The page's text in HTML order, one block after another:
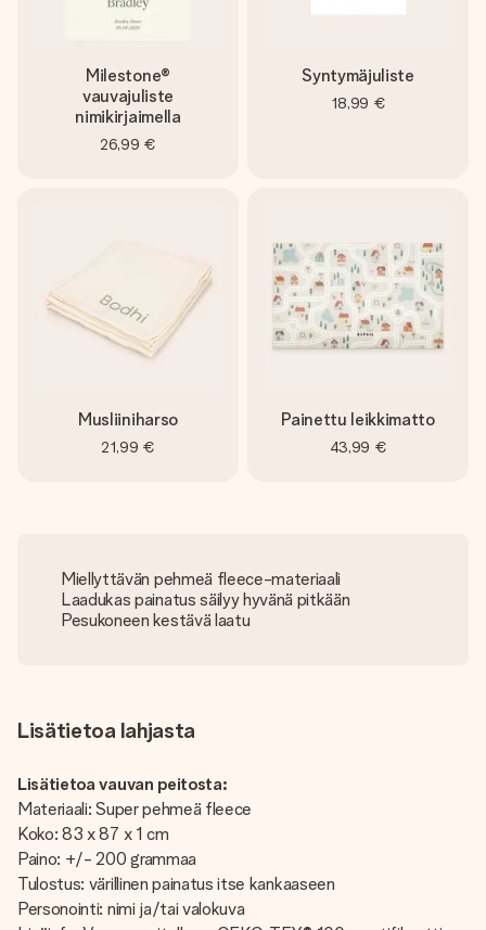
Milestone®
vauvajuliste
nimikirjaimella
26,99 €
Syntymäjuliste
18,99 €
Musliiniharso
21,99 €
Painettu leikkimatto
43,99 €
Miellyttävän pehmeä fleece-materiaali
Laadukas painatus säilyy hyvänä pitkään
Pesukoneen kestävä laatu
Lisätietoa lahjasta
Lisätietoa vauvan peitosta:
Materiaali: Super pehmeä fleece
Koko: 83 x 87 x 1 cm
Paino: +/- 200 grammaa
Tulostus: värillinen painatus itse kankaaseen
Personointi: nimi ja/tai valokuva